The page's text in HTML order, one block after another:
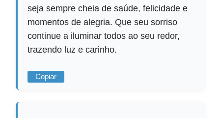
seja sempre cheia de saúde, felicidade e
momentos de alegria. Que seu sorriso
continue a iluminar todos ao seu redor,
trazendo luz e carinho.
Copiar